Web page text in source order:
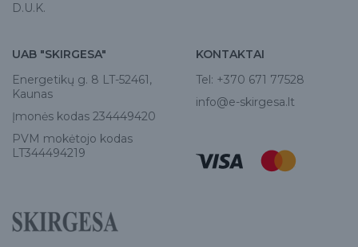
D.U.K.
UAB "SKIRGESA"
Energetikų g. 8 LT-52461,
Kaunas
Įmonės kodas 234449420
PVM mokėtojo kodas
LT344494219
KONTAKTAI
Tel: +370 671 77528
info@e-skirgesa.lt